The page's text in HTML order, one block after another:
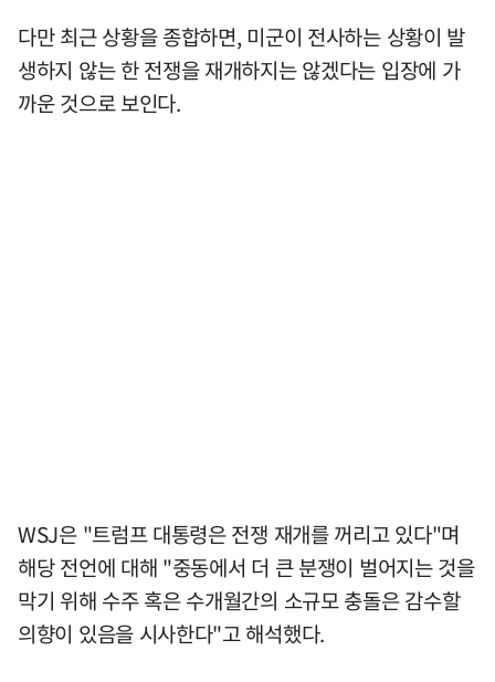
다만 최근 상황을 종합하면, 미군이 전사하는 상황이 발
생하지 않는 한 전쟁을 재개하지는 않겠다는 입장에 가
까운 것으로 보인다.
WSJ은 "트럼프 대통령은 전쟁 재개를 꺼리고 있다"며
해당 전언에 대해 "중동에서 더 큰 분쟁이 벌어지는 것을
막기 위해 수주 혹은 수개월간의 소규모 충돌은 감수할
의향이 있음을 시사한다"고 해석했다.